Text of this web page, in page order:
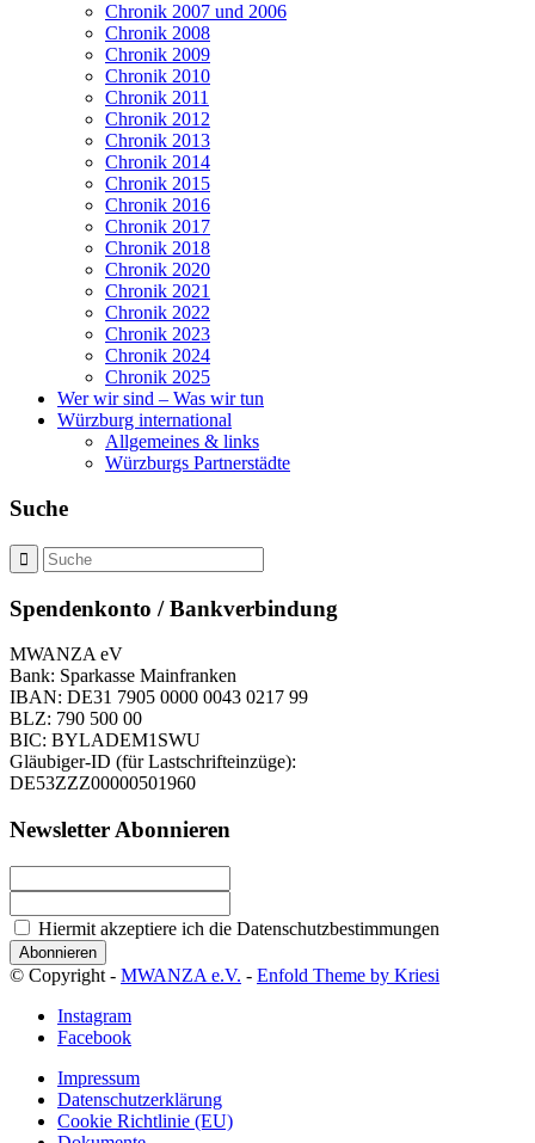
Chronik 2007 und 2006
Chronik 2008
Chronik 2009
Chronik 2010
Chronik 2011
Chronik 2012
Chronik 2013
Chronik 2014
Chronik 2015
Chronik 2016
Chronik 2017
Chronik 2018
Chronik 2020
Chronik 2021
Chronik 2022
Chronik 2023
Chronik 2024
Chronik 2025
Wer wir sind – Was wir tun
Würzburg international
Allgemeines & links
Würzburgs Partnerstädte
Suche
Spendenkonto / Bankverbindung
MWANZA eV
Bank: Sparkasse Mainfranken
IBAN: DE31 7905 0000 0043 0217 99
BLZ: 790 500 00
BIC: BYLADEM1SWU
Gläubiger-ID (für Lastschrifteinzüge):
DE53ZZZ00000501960
Newsletter Abonnieren
Hiermit akzeptiere ich die Datenschutzbestimmungen
© Copyright - MWANZA e.V. - Enfold Theme by Kriesi
Instagram
Facebook
Impressum
Datenschutzerklärung
Cookie Richtlinie (EU)